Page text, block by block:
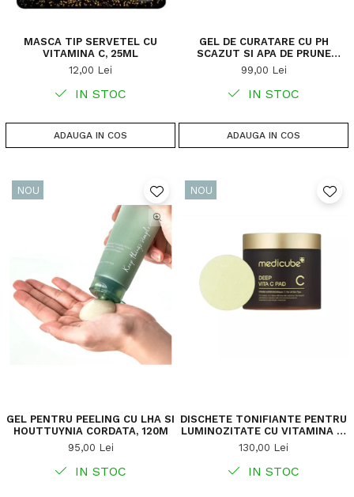
MASCA TIP SERVETEL CU
VITAMINA C, 25ML
12,00 Lei
IN STOC
ADAUGA IN COS
GEL DE CURATARE CU PH
SCAZUT SI APA DE PRUNE
VERZI, 200ML
99,00 Lei
IN STOC
ADAUGA IN COS
NOU
GEL PENTRU PEELING CU LHA SI
HOUTTUYNIA CORDATA, 120M
95,00 Lei
IN STOC
NOU
DISCHETE TONIFIANTE PENTRU
LUMINOZITATE CU VITAMINA C,
70BUC
130,00 Lei
IN STOC